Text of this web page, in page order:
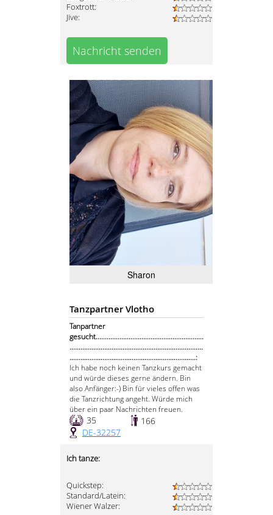
Foxtrott:
Jive:
Nachricht senden
Sharon
Tanzpartner Vlotho
Tanpartner
gesucht...........................................................
.........................................................................
.....................................................................:
Ich habe noch keinen Tanzkurs gemacht
und würde dieses gerne ändern. Bin
also Anfänger:-) Bin für vieles offen was
die Tanzrichtung angeht. Würde mich
über ein paar Nachrichten freuen.
35
166
DE-32257
Ich tanze:
Quickstep:
Standard/Latein:
Wiener Walzer: